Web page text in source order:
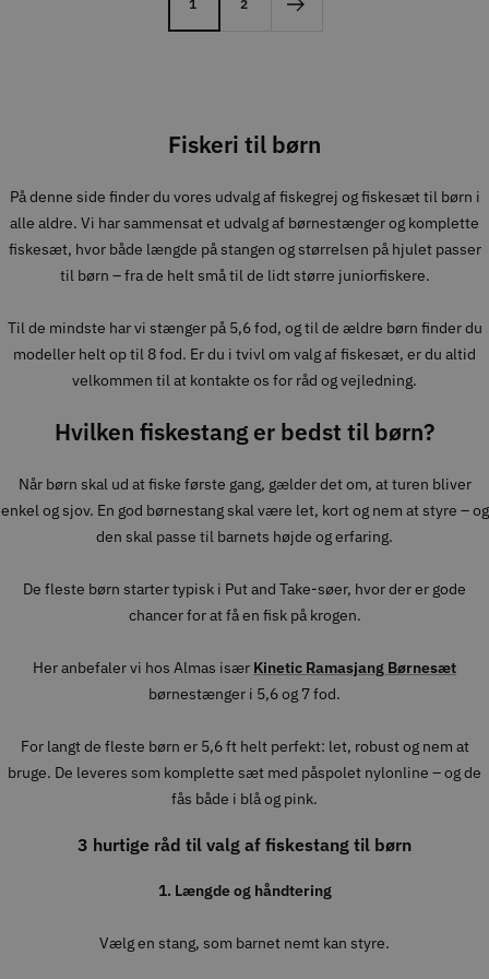
1 2
Fiskeri til børn
På denne side finder du vores udvalg af fiskegrej og fiskesæt til børn i
alle aldre. Vi har sammensat et udvalg af børnestænger og komplette
fiskesæt, hvor både længde på stangen og størrelsen på hjulet passer
til børn – fra de helt små til de lidt større juniorfiskere.
Til de mindste har vi stænger på 5,6 fod, og til de ældre børn finder du
modeller helt op til 8 fod. Er du i tvivl om valg af fiskesæt, er du altid
velkommen til at kontakte os for råd og vejledning.
Hvilken fiskestang er bedst til børn?
Når børn skal ud at fiske første gang, gælder det om, at turen bliver
enkel og sjov. En god børnestang skal være let, kort og nem at styre – og
den skal passe til barnets højde og erfaring.
De fleste børn starter typisk i Put and Take-søer, hvor der er gode
chancer for at få en fisk på krogen.
Her anbefaler vi hos Almas især Kinetic Ramasjang Børnesæt
børnestænger i 5,6 og 7 fod.
For langt de fleste børn er 5,6 ft helt perfekt: let, robust og nem at
bruge. De leveres som komplette sæt med påspolet nylonline – og de
fås både i blå og pink.
3 hurtige råd til valg af fiskestang til børn
1. Længde og håndtering
Vælg en stang, som barnet nemt kan styre.